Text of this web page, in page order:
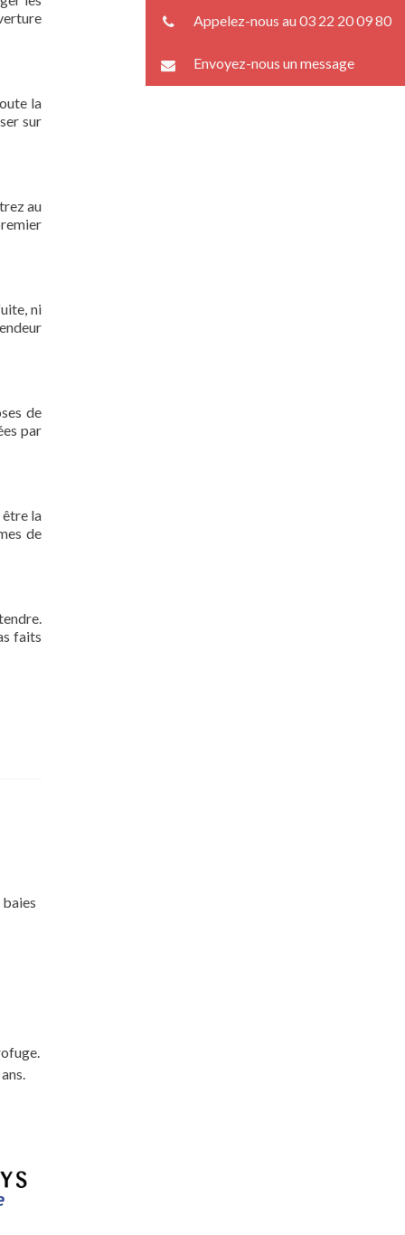
la
sur
au
ni
de
par
la
de
faits
Appelez-nous au 03 22 20 09 80
Envoyez-nous un message